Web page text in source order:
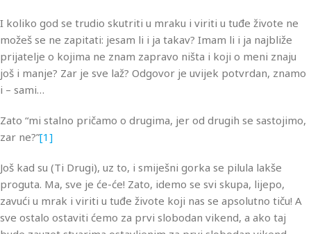
I koliko god se trudio skutriti u mraku i viriti u tuđe živote ne
možeš se ne zapitati: jesam li i ja takav? Imam li i ja najbliže
prijatelje o kojima ne znam zapravo ništa i koji o meni znaju
još i manje? Zar je sve laž? Odgovor je uvijek potvrdan, znamo
i – sami…
Zato “mi stalno pričamo o drugima, jer od drugih se sastojimo,
zar ne?”[1]
Još kad su (Ti Drugi), uz to, i smiješni gorka se pilula lakše
proguta. Ma, sve je će-će! Zato, idemo se svi skupa, lijepo,
zavući u mrak i viriti u tuđe živote koji nas se apsolutno tiču! A
sve ostalo ostaviti ćemo za prvi slobodan vikend, a ako taj